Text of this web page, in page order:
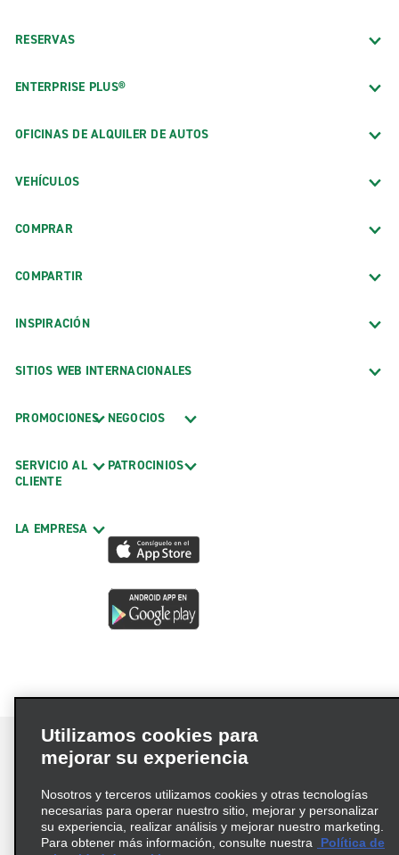
RESERVAS
ENTERPRISE PLUS®
OFICINAS DE ALQUILER DE AUTOS
VEHÍCULOS
COMPRAR
COMPARTIR
INSPIRACIÓN
SITIOS WEB INTERNACIONALES
PROMOCIONES
SERVICIO AL
CLIENTE
LA EMPRESA
NEGOCIOS
PATROCINIOS
Términos de uso
Política de privacidad
Política de cookies
Información de Salud del Consumidor
Utilizamos cookies para
mejorar su experiencia
Nosotros y terceros utilizamos cookies y otras tecnologías
necesarias para operar nuestro sitio, mejorar y personalizar
su experiencia, realizar análisis y mejorar nuestro marketing.
Para obtener más información, consulte nuestra
Política de